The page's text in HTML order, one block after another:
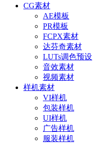
CG素材
AE模板
PR模板
FCPX素材
达芬奇素材
LUTs调色预设
音效素材
视频素材
样机素材
VI样机
包装样机
UI样机
广告样机
服装样机